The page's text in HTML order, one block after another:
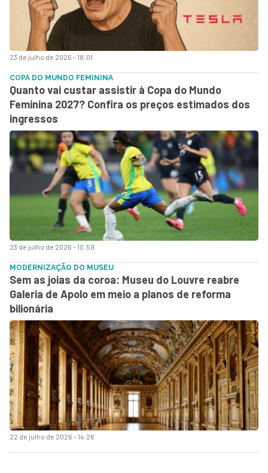
23 de julho de 2026 - 18:01
23 de julho de 2026 - 10:59
COPA DO MUNDO FEMININA
Quanto vai custar assistir à Copa do Mundo
Feminina 2027? Confira os preços estimados dos
ingressos
22 de julho de 2026 - 14:26
MODERNIZAÇÃO DO MUSEU
Sem as joias da coroa: Museu do Louvre reabre
Galeria de Apolo em meio a planos de reforma
bilionária